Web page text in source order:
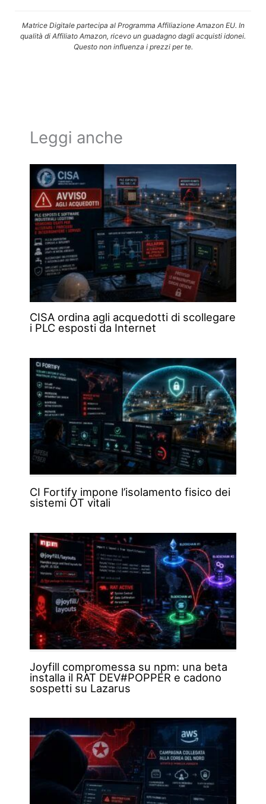
Matrice Digitale partecipa al Programma Affiliazione Amazon EU. In
qualità di Affiliato Amazon, ricevo un guadagno dagli acquisti idonei.
Questo non influenza i prezzi per te.
Leggi anche
CISA ordina agli acquedotti di scollegare
i PLC esposti da Internet
CI Fortify impone l’isolamento fisico dei
sistemi OT vitali
Joyfill compromessa su npm: una beta
installa il RAT DEV#POPPER e cadono
sospetti su Lazarus